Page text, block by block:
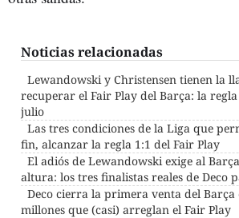
Noticias relacionadas
Lewandowski y Christensen tienen la
recuperar el Fair Play del Barça: la
julio
Las tres condiciones de la Liga que
fin, alcanzar la regla 1:1 del Fair Play
El adiós de Lewandowski exige al
altura: los tres finalistas reales de Deco
Deco cierra la primera venta del Barça
millones que (casi) arreglan el Fair Play